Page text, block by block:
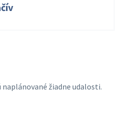
žiadne udalosti.